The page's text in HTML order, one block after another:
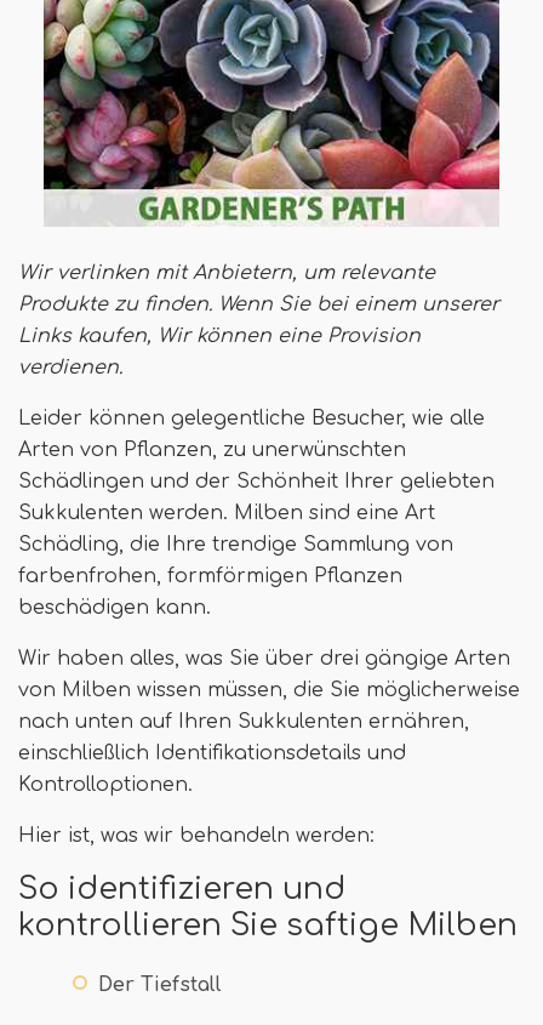
Wir verlinken mit Anbietern, um relevante
Produkte zu finden. Wenn Sie bei einem unserer
Links kaufen, Wir können eine Provision
verdienen.
Leider können gelegentliche Besucher, wie alle
Arten von Pflanzen, zu unerwünschten
Schädlingen und der Schönheit Ihrer geliebten
Sukkulenten werden. Milben sind eine Art
Schädling, die Ihre trendige Sammlung von
farbenfrohen, formförmigen Pflanzen
beschädigen kann.
Wir haben alles, was Sie über drei gängige Arten
von Milben wissen müssen, die Sie möglicherweise
nach unten auf Ihren Sukkulenten ernähren,
einschließlich Identifikationsdetails und
Kontrolloptionen.
Hier ist, was wir behandeln werden:
So identifizieren und
kontrollieren Sie saftige Milben
Der Tiefstall